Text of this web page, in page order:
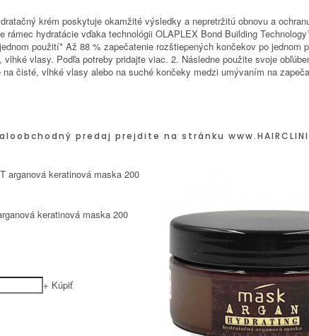
krém poskytuje okamžité výsledky a nepretržitú obnovu a
hydratácie vďaka technológii OLAPLEX Bond Building
použití* Až 88 % zapečatenie rozštiepených končekov po jednom
vlasy. Podľa potreby pridajte viac. 2. Následne použite svoje
čisté, vlhké vlasy alebo na suché končeky medzi umývaním na
predaj prejdite na stránku
keratinová maska 200
+ Kúpiť